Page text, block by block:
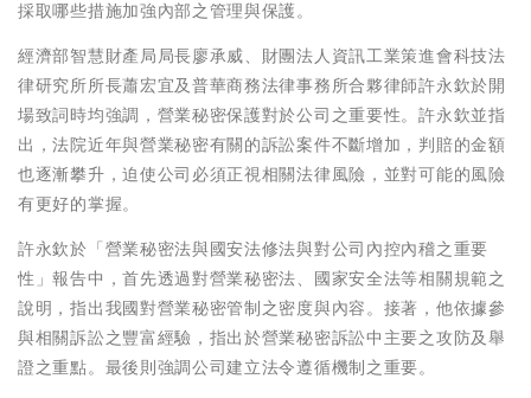
採取哪些措施加強內部之管理與保護。
經濟部智慧財產局局長廖承威、財團法人資訊工業策進會科技法
律研究所所長蕭宏宜及普華商務法律事務所合夥律師許永欽於開
場致詞時均強調，營業秘密保護對於公司之重要性。許永欽並指
出，法院近年與營業秘密有關的訴訟案件不斷增加，判賠的金額
也逐漸攀升，迫使公司必須正視相關法律風險，並對可能的風險
有更好的掌握。
許永欽於「營業秘密法與國安法修法與對公司內控內稽之重要
性」報告中，首先透過對營業秘密法、國家安全法等相關規範之
說明，指出我國對營業秘密管制之密度與內容。接著，他依據參
與相關訴訟之豐富經驗，指出於營業秘密訴訟中主要之攻防及舉
證之重點。最後則強調公司建立法令遵循機制之重要。